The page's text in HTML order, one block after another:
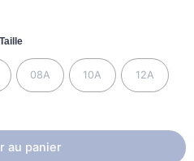
Taille
08A 10A 12A
au panier